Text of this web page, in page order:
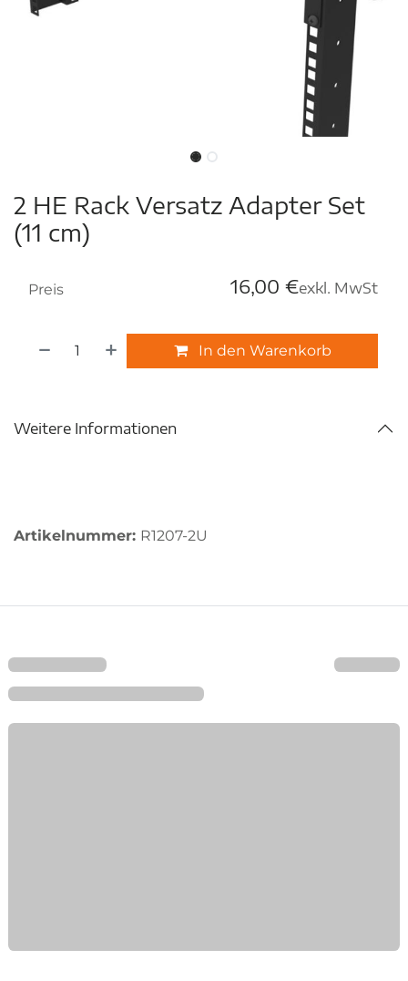
2 HE Rack Versatz Adapter Set
(11 cm)
In den Warenkorb
Preis 16,00 €exkl. MwSt
Weitere Informationen
Artikelnummer: R1207-2U